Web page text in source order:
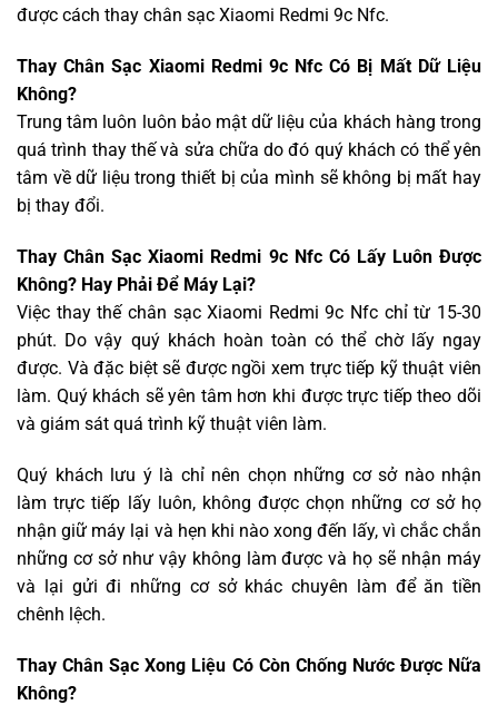
được cách thay chân sạc Xiaomi Redmi 9c Nfc.
Thay Chân Sạc Xiaomi Redmi 9c Nfc Có Bị Mất Dữ Liệu
Không?
Trung tâm luôn luôn bảo mật dữ liệu của khách hàng trong
quá trình thay thế và sửa chữa do đó quý khách có thể yên
tâm về dữ liệu trong thiết bị của mình sẽ không bị mất hay
bị thay đổi.
Thay Chân Sạc Xiaomi Redmi 9c Nfc Có Lấy Luôn Được
Không? Hay Phải Để Máy Lại?
Việc thay thế chân sạc Xiaomi Redmi 9c Nfc chỉ từ 15-30
phút. Do vậy quý khách hoàn toàn có thể chờ lấy ngay
được. Và đặc biệt sẽ được ngồi xem trực tiếp kỹ thuật viên
làm. Quý khách sẽ yên tâm hơn khi được trực tiếp theo dõi
và giám sát quá trình kỹ thuật viên làm.
Quý khách lưu ý là chỉ nên chọn những cơ sở nào nhận
làm trực tiếp lấy luôn, không được chọn những cơ sở họ
nhận giữ máy lại và hẹn khi nào xong đến lấy, vì chắc chắn
những cơ sở như vậy không làm được và họ sẽ nhận máy
và lại gửi đi những cơ sở khác chuyên làm để ăn tiền
chênh lệch.
Thay Chân Sạc Xong Liệu Có Còn Chống Nước Được Nữa
Không?